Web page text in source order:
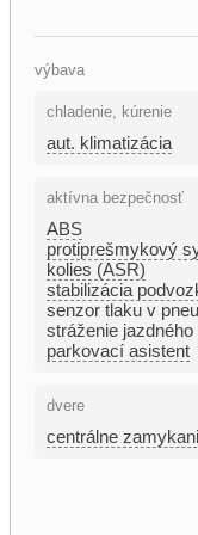
výbava
chladenie, kúrenie
aut. klimatizácia
aktívna bezpečnosť
ABS
protiprešmykový
kolies (ASR)
stabilizácia
senzor tlaku v
stráženie jazdného
parkovací asistent
dvere
centrálne